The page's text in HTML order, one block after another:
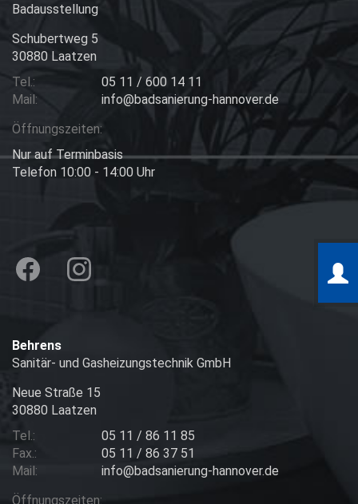
Badausstellung
Schubertweg 5
30880 Laatzen
Tel.:
Mail:
05 11 / 600 14 11
info@badsanierung-hannover.de
Öffnungszeiten:
Nur auf Terminbasis
Telefon 10:00 - 14:00 Uhr
Behrens
Sanitär- und Gasheizungstechnik GmbH
Neue Straße 15
30880 Laatzen
Tel.:
Fax.:
Mail:
05 11 / 86 11 85
05 11 / 86 37 51
info@badsanierung-hannover.de
Öffnungszeiten: